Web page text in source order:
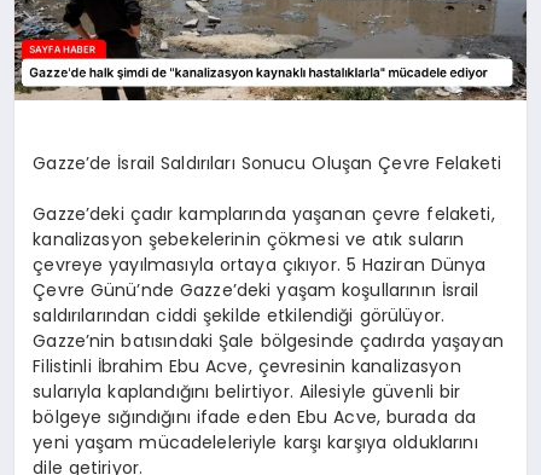
YAŞAM
Gazze’de İsrail Saldırıları Sonucu Oluşan Çevre Felaketi
Gazze’deki çadır kamplarında yaşanan çevre felaketi,
kanalizasyon şebekelerinin çökmesi ve atık suların
çevreye yayılmasıyla ortaya çıkıyor. 5 Haziran Dünya
Çevre Günü’nde Gazze’deki yaşam koşullarının İsrail
saldırılarından ciddi şekilde etkilendiği görülüyor.
Gazze’nin batısındaki Şale bölgesinde çadırda yaşayan
Filistinli İbrahim Ebu Acve, çevresinin kanalizasyon
sularıyla kaplandığını belirtiyor. Ailesiyle güvenli bir
bölgeye sığındığını ifade eden Ebu Acve, burada da
yeni yaşam mücadeleleriyle karşı karşıya olduklarını
dile getiriyor.